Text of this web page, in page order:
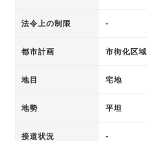
法令上の制限 -
都市計画 市街化区域
地目 宅地
地勢 平坦
接道状況 -